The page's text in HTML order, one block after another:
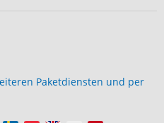
Paketdiensten und per